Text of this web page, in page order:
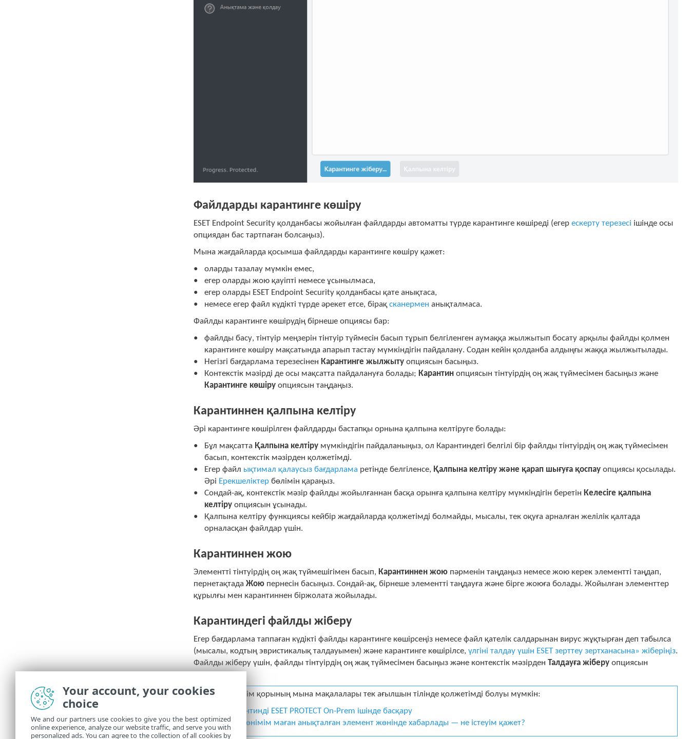
Файлдарды карантинге көшіру
ESET Endpoint Security қолданбасы жойылған файлдарды автоматты түрде карантинге көшіреді (егерескерту терезесі ішінде осы
опциядан бас тартпаған болсаңыз).
Мына жағдайларда қосымша файлдарды карантинге көшіру қажет:
оларды тазалау мүмкін емес,
егер оларды жою қауіпті немесе ұсынылмаса,
егер оларды ESET Endpoint Security қолданбасы қате анықтаса,
немесе егер файл күдікті түрде әрекет етсе, бірақсканермен анықталмаса.
Файлды карантинге көшірудің бірнеше опциясы бар:
файлды басу, тінтуір меңзерін тінтуір түймесін басып тұрып белгіленген аумаққа жылжытып босату арқылы файлды қолмен
карантинге көшіру мақсатында апарып тастау мүмкіндігін пайдалану. Содан кейін қолданба алдыңғы жаққа жылжытылады.
Негізгі бағдарлама терезесінен Карантинге жылжытуопциясын басыңыз.
Контекстік мәзірді де осы мақсатта пайдалануға болады; Карантинопциясын тінтуірдің оң жақ түймесімен басыңыз және
Карантинге көшіруопциясын таңдаңыз.
Карантиннен қалпына келтіру
Әрі карантинге көшірілген файлдарды бастапқы орнына қалпына келтіруге болады:
Бұл мақсатта Қалпына келтірумүмкіндігін пайдаланыңыз, ол Карантиндегі белгілі бір файлды тінтуірдің оң жақ түймесімен
басып, контекстік мәзірден қолжетімді.
Егер файл ықтимал қалаусыз бағдарлама ретінде белгіленсе, Қалпына келтіру және қарап шығуға қоспауопциясы қосылады.
Әрі Ерекшеліктербөлімін қараңыз.
Сондай-ақ, контекстік мәзір файлды жойылғаннан басқа орынға қалпына келтіру мүмкіндігін беретін Келесіге қалпына
келтіруопциясын ұсынады.
Қалпына келтіру функциясы кейбір жағдайларда қолжетімді болмайды, мысалы, тек оқуға арналған желілік қалтада
орналасқан файлдар үшін.
Карантиннен жою
Элементті тінтуірдің оң жақ түймешігімен басып, Карантиннен жою пәрменін таңдаңыз немесе жою керек элементті таңдап,
пернетақтадаЖою пернесін басыңыз. Сондай-ақ, бірнеше элементті таңдауға және бірге жоюға болады. Жойылған элементтер
құрылғы мен карантиннен біржолата жойылады.
Карантиндегі файлды жіберу
Егер бағдарлама таппаған күдікті файлды карантинге көшірсеңіз немесе файл қателік салдарынан вирус жұқтырған деп табылса
(мысалы, кодтың эвристикалық талдауымен) және карантинге көшірілсе,үлгіні талдау үшін ESET зерттеу зертханасына» жіберіңіз.
Файлды жіберу үшін, файлды тінтуірдің оң жақ түймесімен басыңыз және контекстік мәзірденТалдауға жіберу опциясын
ESET білім қорының мына мақалалары тек ағылшын тілінде қолжетімді болуы мүмкін:
Карантинді ESET PROTECT On-Prem ішінде басқару
ESET өнімім маған анықталған элемент жөнінде хабарлады — не істеуім қажет?
Your account, your cookies
choice
We and our partners use cookies to give you the best optimized
online experience, analyze our website traffic, and serve you with
personalized ads. You can agree to the collection of all cookies by